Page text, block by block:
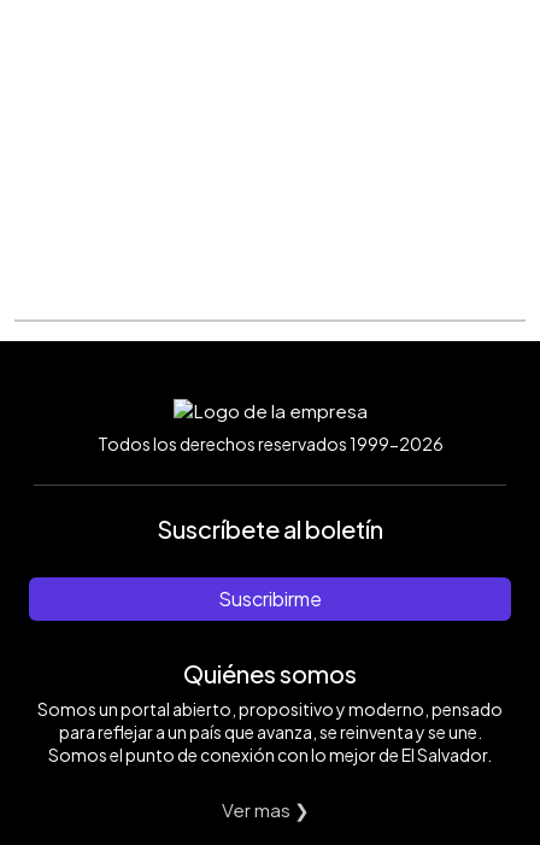
Todos los derechos reservados 1999-2026
Suscríbete al boletín
Suscribirme
Quiénes somos
Somos un portal abierto, propositivo y moderno, pensado
para reflejar a un país que avanza, se reinventa y se une.
Somos el punto de conexión con lo mejor de El Salvador.
Ver mas ❯